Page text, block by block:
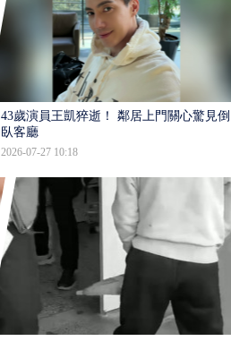
43歲演員王凱猝逝！ 鄰居上門關心驚見倒
臥客廳
2026-07-27 10:18